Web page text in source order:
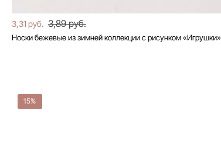
3,31 руб. 3,89 руб.
Носки бежевые из зимней коллекции с рисунком «Игрушки»
15%